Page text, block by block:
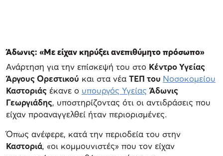
Άδωνις: «Με είχαν κηρύξει ανεπιθύμητο πρόσωπο»
Ανάρτηση για την επίσκεψή του στο Κέντρο Υγείας
Άργους Ορεστικού και στα νέα ΤΕΠ του Νοσοκομείου
Καστοριάς έκανε ο υπουργός Υγείας Άδωνις
Γεωργιάδης, υποστηρίζοντας ότι οι αντιδράσεις που
είχαν προαναγγελθεί ήταν περιορισμένες.
Όπως ανέφερε, κατά την περιοδεία του στην
Καστοριά, «οι κομμουνιστές» που τον είχαν